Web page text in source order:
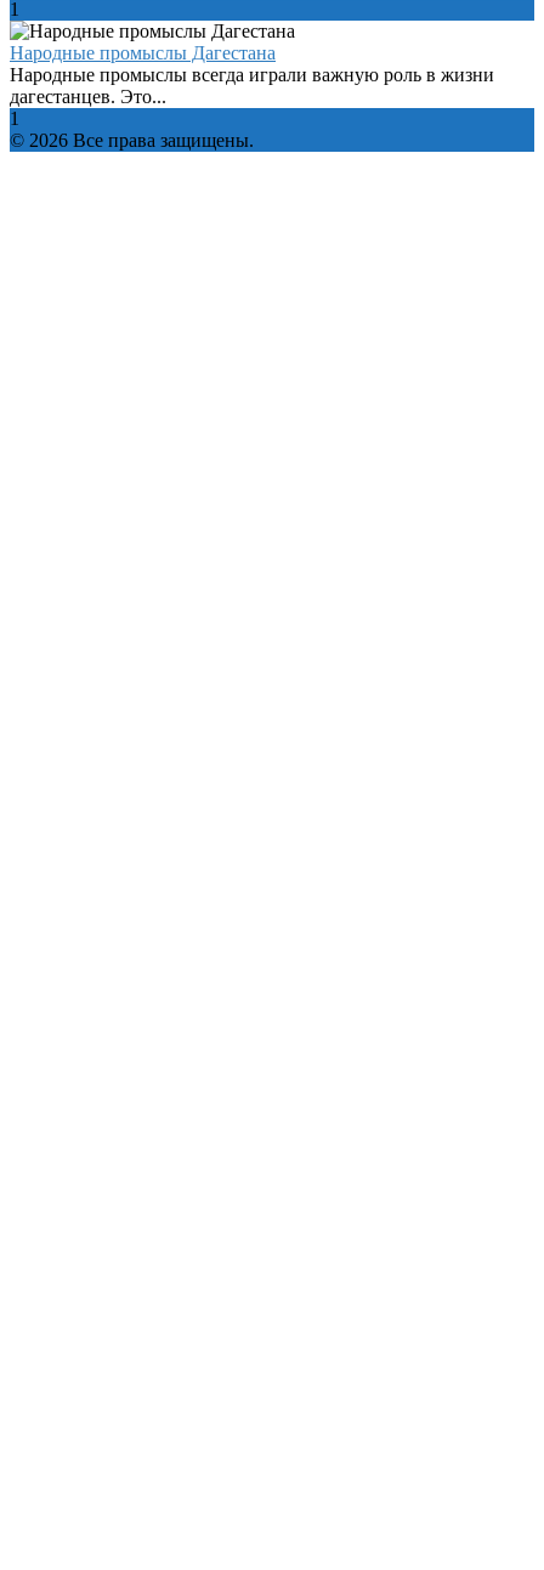
1
Народные промыслы Дагестана
Народные промыслы всегда играли важную роль в жизни
дагестанцев. Это...
1
© 2026 Все права защищены.